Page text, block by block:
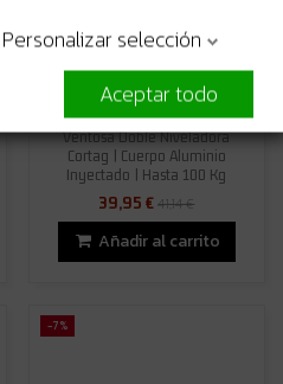
En Stock
Ventosa Doble Niveladora
Cortag | Cuerpo Aluminio
Inyectado | Hasta 100 Kg
39,95 €41,14 €
Añadir al carrito
-7%
Personalizar selección
Aceptar todo